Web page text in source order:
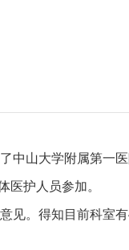
山大学附属第一
医护人员参加。
。得知目前科室